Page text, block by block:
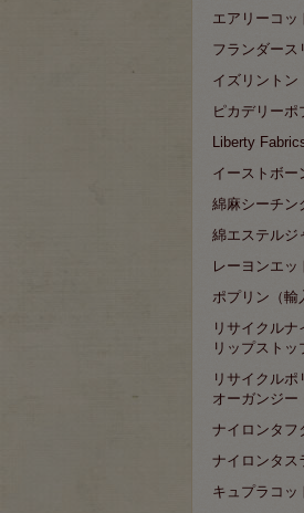
エアリーコッ
フランダース
イズリントン
ピカデリーポ
Liberty
イーストボー
綿麻シーチン
綿エステルジ
レーヨンエッ
ポプリン（輸
リサイクルナ
リップストッ
リサイクルポ
オーガンジー
ナイロンタフ
ナイロンタス
キュプラコッ